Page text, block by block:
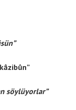
söylüyorlar”